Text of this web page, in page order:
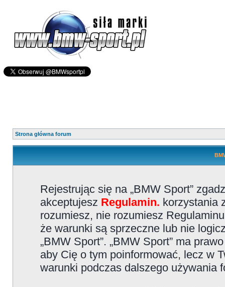
Strona główna forum
Rejestrując się na „BMW Sport”
akceptujesz Regulamin. korzystania
rozumiesz, nie rozumiesz
że warunki są sprzeczne lub nie
„BMW Sport”. „BMW Sport” ma
aby Cię o tym poinformować, lecz w
warunki podczas dalszego używania